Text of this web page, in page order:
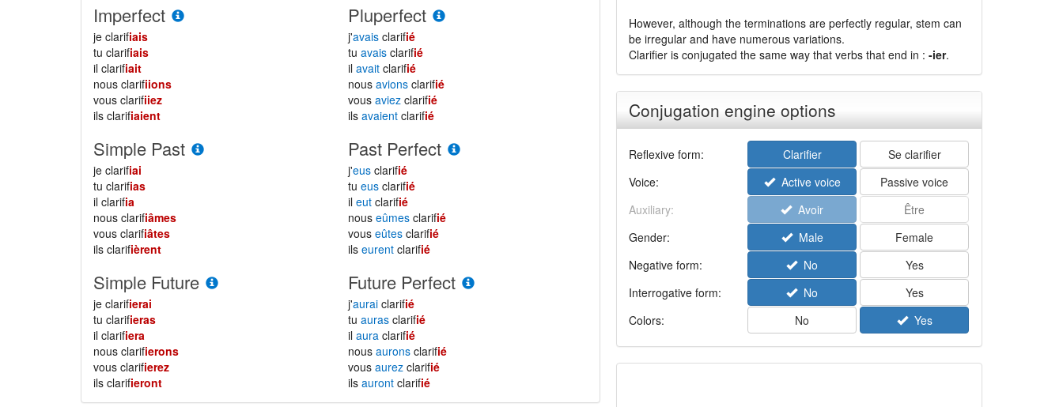
Imperfect
je clarifiais
tu clarifiais
il clarifiait
nous clarifiions
vous clarifiiez
ils clarifiaient
Pluperfect
j'avais clarifié
tuavais clarifié
ilavait clarifié
nousavions clarifié
vousaviez clarifié
ilsavaient clarifié
Simple Past
je clarifiai
tu clarifias
il clarifia
nous clarifiâmes
vous clarifiâtes
ils clarifièrent
Past Perfect
j'eus clarifié
tueus clarifié
ileut clarifié
nouseûmes clarifié
vouseûtes clarifié
ilseurent clarifié
Simple Future
je clarifierai
tu clarifieras
il clarifiera
nous clarifierons
vous clarifierez
ils clarifieront
Future Perfect
j'aurai clarifié
tuauras clarifié
ilaura clarifié
nousaurons clarifié
vousaurez clarifié
ilsauront clarifié
However, although the terminations are perfectly regular, stem can
be irregular and have numerous variations.
Clarifier is conjugated the same way that verbs that end in : -ier.
Conjugation engine options
Reflexive form: Clarifier
Se clarifier
Voice:
Active voice
Passive voice
Auxiliary:
Avoir
Être
Gender:
Male
Female
Negative form:
No
Yes
Interrogative form:
No
Yes
Colors:
No Yes